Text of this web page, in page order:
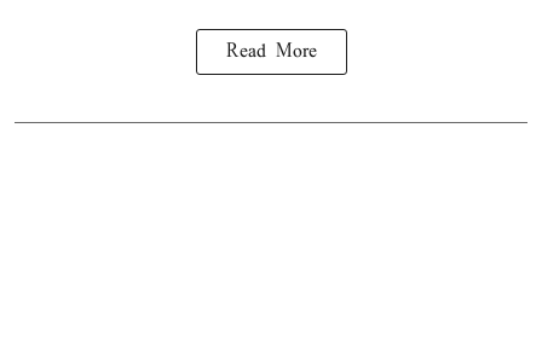
Read More